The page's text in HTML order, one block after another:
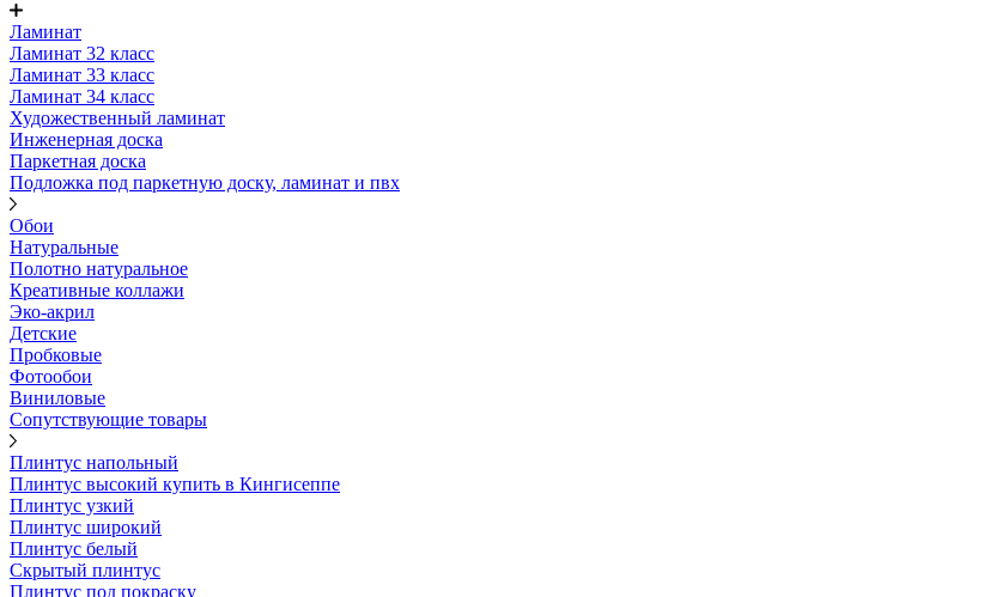
Ламинат
Ламинат 32 класс
Ламинат 33 класс
Ламинат 34 класс
Художественный ламинат
Инженерная доска
Паркетная доска
Подложка под паркетную доску, ламинат и пвх
Обои
Натуральные
Полотно натуральное
Креативные коллажи
Эко-акрил
Детские
Пробковые
Фотообои
Виниловые
Сопутствующие товары
Плинтус напольный
Плинтус высокий купить в Кингисеппе
Плинтус узкий
Плинтус широкий
Плинтус белый
Скрытый плинтус
Плинтус под покраску